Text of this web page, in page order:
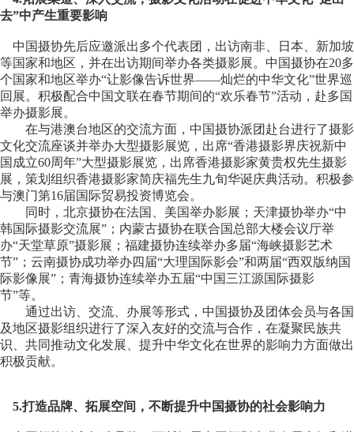
去”中产生重要影响
中国摄协先后应邀派出多个代表团，出访南非、日本、新加坡
等国家和地区，并在出访期间举办各类摄影展。中国摄协在20多
个国家和地区举办“让影像告诉世界——灿烂的中华文化”世界巡
回展。积极配合中国文联在春节期间的“欢乐春节”活动，赴多国
举办摄影展。
在与港澳台地区的交流方面，中国摄协派团赴台进行了摄影
文化交流座谈并举办大型摄影展览，出席“香港摄影界庆祝新中
国成立60周年”大型摄影展览，出席香港摄影家黄贵权先生摄影
展，策划组织香港摄影家简庆福先生九旬华诞庆典活动。积极参
与澳门第16届国际贸易投资博览会。
同时，北京摄协在法国、美国举办影展；天津摄协举办“中
韩国际摄影交流展”；内蒙古摄协在联合国总部大楼会议厅举
办“天堂草原”摄影展；福建摄协连续举办多届“海峡摄影艺术
节”；云南摄协成功举办四届“大理国际影会”和两届“西双版纳国
际影像展”；青海摄协连续举办五届“中国三江源国际摄影
节”等。
通过出访、交流、办展等形式，中国摄协及团体会员与各国
及地区摄影组织进行了深入友好的交流与合作，在凝聚民族共
识、共同推动文化发展、提升中华文化在世界的影响力方面做出
积极贡献。
5.打造品牌、拓展空间，不断提升中国摄协的社会影响力